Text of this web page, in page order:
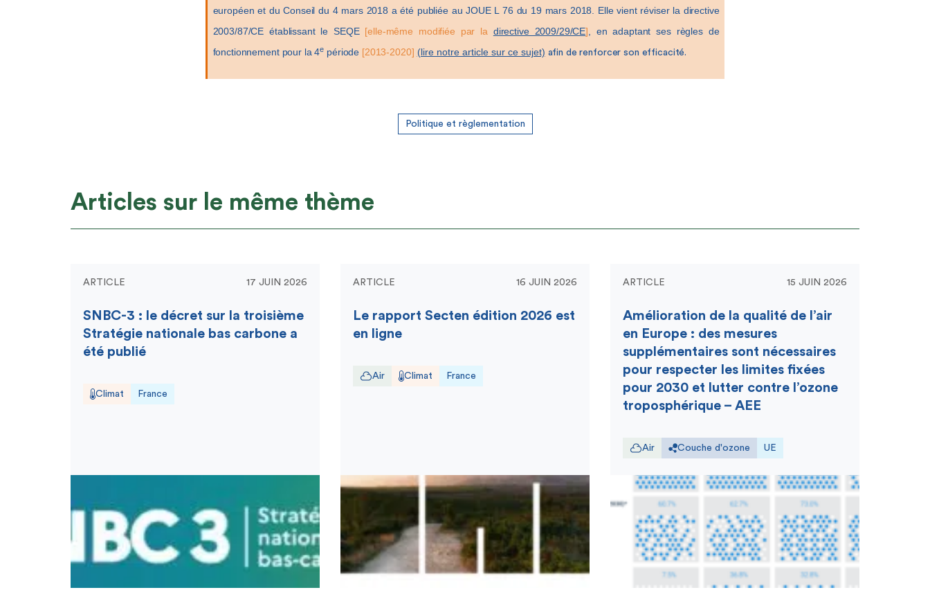
européen et du Conseil du 4 mars 2018 a été publiée au JOUE L 76 du 19 mars 2018. Elle vient réviser la directive
2003/87/CE établissant le SEQE [elle-même modifiée par la directive 2009/29/CE] , en adaptant ses règles de
fonctionnement pour la 4e période [2013-2020] (lire notre article sur ce sujet) afin de renforcer son efficacité.
Politique et règlementation
Articles sur le même thème
ARTICLE 17 JUIN 2026
SNBC-3 : le décret sur la troisième
Stratégie nationale bas carbone a
été publié
Climat France
ARTICLE 16 JUIN 2026
Le rapport Secten édition 2026 est
en ligne
Air Climat France
ARTICLE 15 JUIN 2026
Amélioration de la qualité de l’air
en Europe : des mesures
supplémentaires sont nécessaires
pour respecter les limites fixées
pour 2030 et lutter contre l’ozone
troposphérique – AEE
Air Couche d'ozone UE